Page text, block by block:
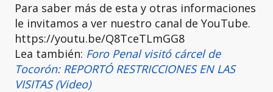
Para saber más de esta y otras informaciones
le invitamos a ver nuestro canal de YouTube.
https://youtu.be/Q8TceTLmGG8
Lea también: Foro Penal visitó cárcel de
Tocorón: REPORTÓ RESTRICCIONES EN LAS
VISITAS (Video)